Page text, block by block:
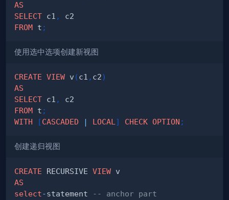
AS
SELECT c1 ,
FROM t ;
使用选中选项创建新视图
CREATE VIEW v (c1 , c2)
AS
SELECT c1 ,
FROM t ;
WITH
[CASCADED | LOCAL ] CHECK OPTION ;
创建递归视图
CREATE RECURSIVE VIEW
AS
select-statement
-- anchor part